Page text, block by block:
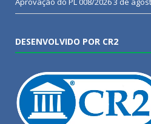
DESENVOLVIDO POR CR2